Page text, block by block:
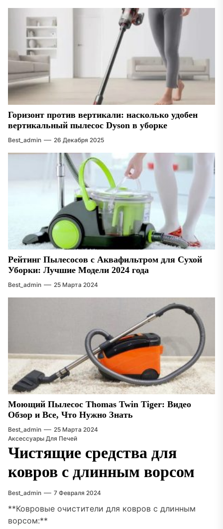
Горизонт против вертикали: насколько удобен
вертикальный пылесос Dyson в уборке
Best_admin 26 Декабря 2025
Рейтинг Пылесосов с Аквафильтром для Сухой
Уборки: Лучшие Модели 2024 года
Best_admin 25 Марта 2024
Моющий Пылесос Thomas Twin Tiger: Видео
Обзор и Все, Что Нужно Знать
Best_admin
25 Марта 2024
Аксессуары Для Печей
Чистящие средства для
ковров с длинным ворсом
Best_admin 7 Февраля 2024
**Ковровые очистители для ковров с длинным
ворсом:**